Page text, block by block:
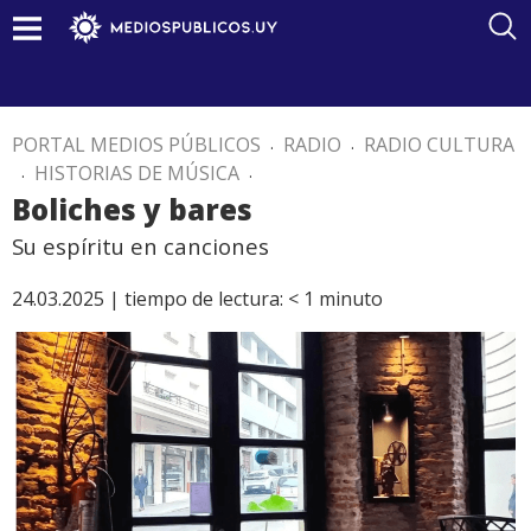
PORTAL MEDIOS PÚBLICOS . RADIO . RADIO CULTURA
. HISTORIAS DE MÚSICA .
Boliches y bares
Su espíritu en canciones
24.03.2025 | tiempo de lectura: < 1 minuto